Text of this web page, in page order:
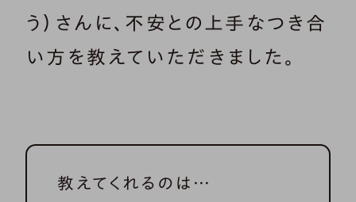
う）さんに、不安との上手なつき合
い方を教えていただきました。
教えてくれるのは…